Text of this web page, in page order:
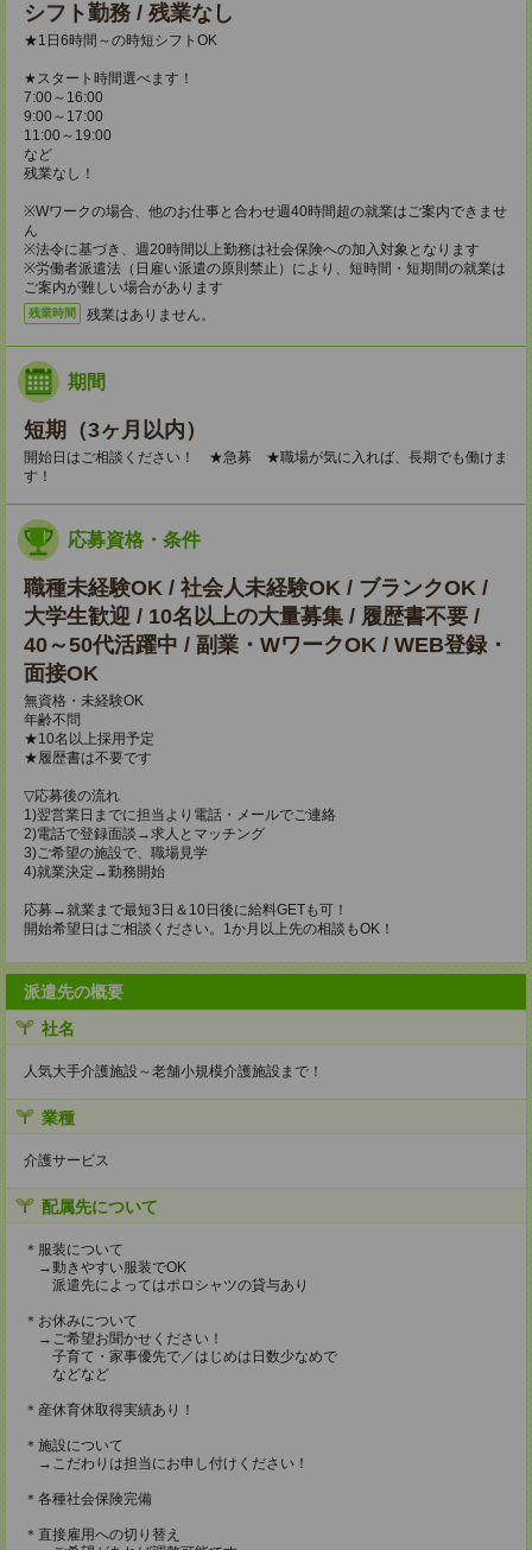
シフト勤務 / 残業なし
★1日6時間～の時短シフトOK
★スタート時間選べます！
7:00～16:00
9:00～17:00
11:00～19:00
など
残業なし！
※Wワークの場合、他のお仕事と合わせ週40時間超の就業はご案内できませ
ん
※法令に基づき、週20時間以上勤務は社会保険への加入対象となります
※労働者派遣法（日雇い派遣の原則禁止）により、短時間・短期間の就業は
ご案内が難しい場合があります
残業時間 残業はありません。
期間
短期（3ヶ月以内）
開始日はご相談ください！ ★急募 ★職場が気に入れば、長期でも働けま
す！
応募資格・条件
職種未経験OK / 社会人未経験OK / ブランクOK /
大学生歓迎 / 10名以上の大量募集 / 履歴書不要 /
40～50代活躍中 / 副業・WワークOK / WEB登録・
面接OK
無資格・未経験OK
年齢不問
★10名以上採用予定
★履歴書は不要です
▽応募後の流れ
1)翌営業日までに担当より電話・メールでご連絡
2)電話で登録面談→求人とマッチング
3)ご希望の施設で、職場見学
4)就業決定→勤務開始
応募→就業まで最短3日＆10日後に給料GETも可！
開始希望日はご相談ください。1か月以上先の相談もOK！
派遣先の概要
社名
人気大手介護施設～老舗小規模介護施設まで！
業種
介護サービス
配属先について
＊服装について
→動きやすい服装でOK
派遣先によってはポロシャツの貸与あり
＊お休みについて
→ご希望お聞かせください！
子育て・家事優先で／はじめは日数少なめで
などなど
＊産休育休取得実績あり！
＊施設について
→こだわりは担当にお申し付けください！
＊各種社会保険完備
＊直接雇用への切り替え